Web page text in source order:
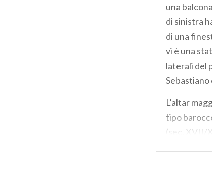
una
di sinistra
di una
vi è una
laterali del
Sebastiano
L’altar
tipo
(sec. XVII/
Sopra